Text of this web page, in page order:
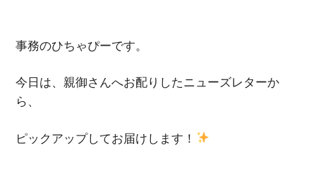
事務のひちゃぴーです。
今日は、親御さんへお配りしたニューズレターか
ら、
ピックアップしてお届けします！